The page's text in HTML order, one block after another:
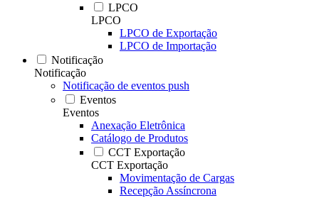
LPCO
LPCO
LPCO de Exportação
LPCO de Importação
Notificação
Notificação
Notificação de eventos push
Eventos
Eventos
Anexação Eletrônica
Catálogo de Produtos
CCT Exportação
CCT Exportação
Movimentação de Cargas
Recepção Assíncrona